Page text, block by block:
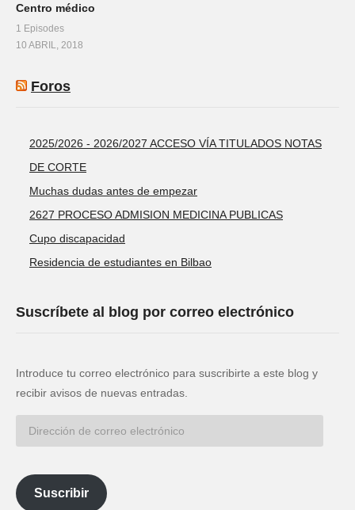
Centro médico
1 Episodes
10 ABRIL, 2018
Foros
2025/2026 - 2026/2027 ACCESO VÍA TITULADOS NOTAS
DE CORTE
Muchas dudas antes de empezar
2627 PROCESO ADMISION MEDICINA PUBLICAS
Cupo discapacidad
Residencia de estudiantes en Bilbao
Suscríbete al blog por correo electrónico
Introduce tu correo electrónico para suscribirte a este blog y
recibir avisos de nuevas entradas.
electrónico
Suscribir